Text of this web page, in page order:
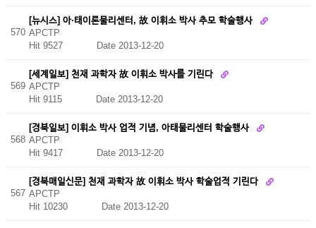
570
[뉴시스] 아·태이론물리센터, 故 이휘소 박사 추모 학술행사
APCTP
Hit 9527
Date 2013-12-20
569
[세계일보] 천재 과학자 故 이휘소 박사를 기린다
APCTP
Hit 9115
Date 2013-12-20
568
[경북일보] 이휘소 박사 업적 기념, 아태물리센터 학술행사
APCTP
Hit 9417
Date 2013-12-20
567
[경북매일신문] 천재 과학자 故 이휘소 박사 학술업적 기린다
APCTP
Hit 10230
Date 2013-12-20